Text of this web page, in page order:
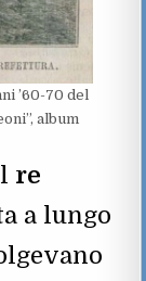
’60-70 del
album
re
a lungo